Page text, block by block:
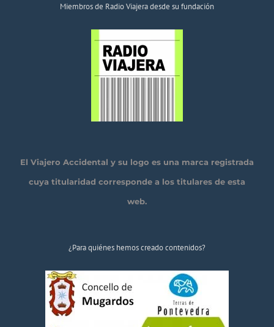
Miembros de Radio Viajera desde su fundación
El Viajero Accidental y su logo es una marca registrada
cuya titularidad corresponde a los titulares de esta
web.
¿Para quiénes hemos creado contenidos?